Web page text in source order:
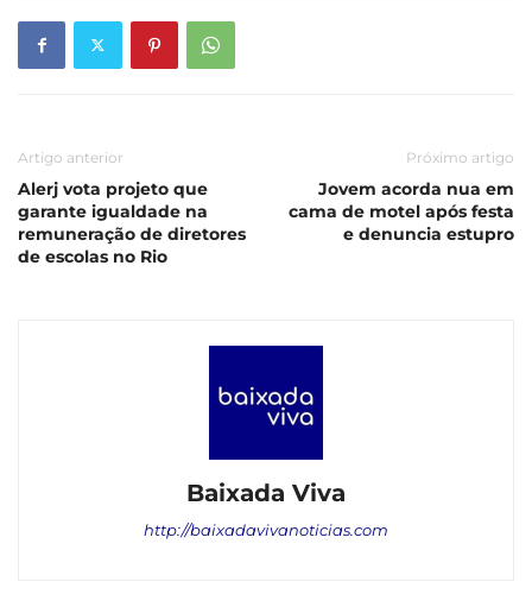
Artigo anterior
Alerj vota projeto que
garante igualdade na
remuneração de diretores
de escolas no Rio
Próximo artigo
Jovem acorda nua em
cama de motel após festa
e denuncia estupro
Baixada Viva
http://baixadavivanoticias.com